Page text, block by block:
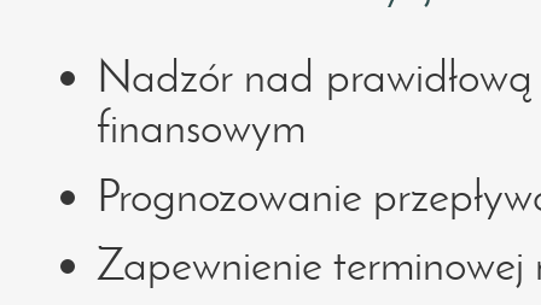
Nadzór nad
finansowym
Prognozowanie
Zapewnienie terminowej